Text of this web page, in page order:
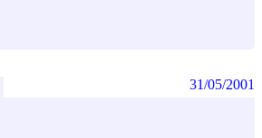
31/05/2001